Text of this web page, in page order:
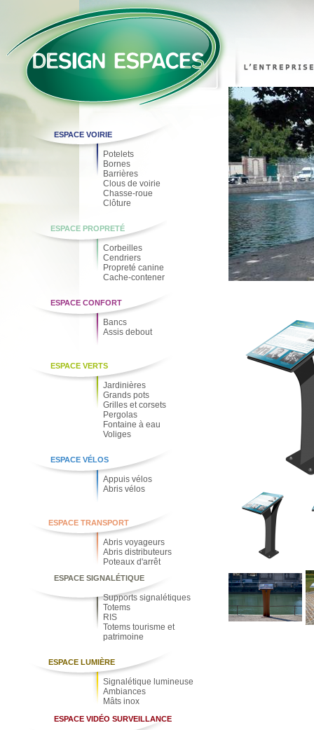
ESPACE VOIRIE
Potelets
Bornes
Barrières
Clous de voirie
Chasse-roue
Clôture
ESPACE PROPRETÉ
Corbeilles
Cendriers
Propreté canine
Cache-contener
ESPACE CONFORT
Bancs
Assis debout
ESPACE VERTS
Jardinières
Grands pots
Grilles et corsets
Pergolas
Fontaine à eau
Voliges
ESPACE VÉLOS
Appuis vélos
Abris vélos
ESPACE TRANSPORT
Abris voyageurs
Abris distributeurs
Poteaux d'arrêt
ESPACE SIGNALÉTIQUE
Supports signalétiques
Totems
RIS
Totems tourisme et
patrimoine
ESPACE LUMIÈRE
Signalétique lumineuse
Ambiances
Mâts inox
ESPACE VIDÉO SURVEILLANCE